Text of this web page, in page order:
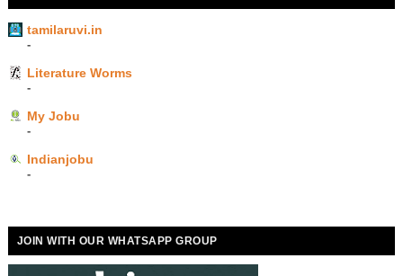
tamilaruvi.in
-
Literature Worms
-
My Jobu
-
Indianjobu
-
JOIN WITH OUR WHATSAPP GROUP